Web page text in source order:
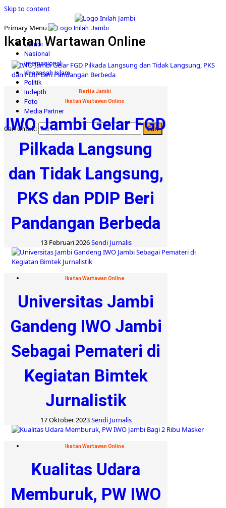
Skip to content
Primary Menu
Jambi
Nasional
Internasional
Khazanah Islam
Politik
Indepth
Foto
Media Partner
Cari untuk:
Ikatan Wartawan Online
Berita Jambi
Ikatan Wartawan Online
IWO Jambi Gelar FGD
Pilkada Langsung
dan Tidak Langsung,
PKS dan PDIP Beri
Pandangan Berbeda
13 Februari 2026Sendi Jurnalis
Ikatan Wartawan Online
Universitas Jambi
Gandeng IWO Jambi
Sebagai Pemateri di
Kegiatan Bimtek
Jurnalistik
17 Oktober 2023Sendi Jurnalis
Ikatan Wartawan Online
Kualitas Udara
Memburuk, PW IWO